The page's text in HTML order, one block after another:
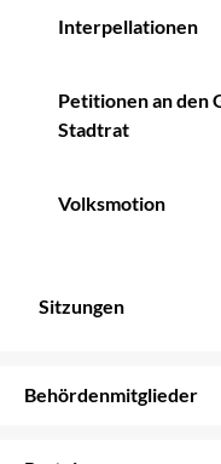
Interpellationen
Petitionen an den
Stadtrat
Volksmotion
Sitzungen
Behördenmitglieder